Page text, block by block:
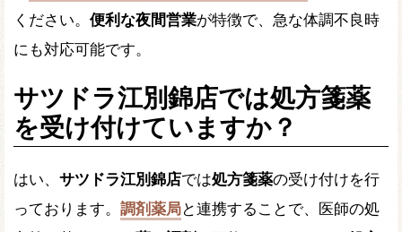
ください。 便利な夜間営業が特徴で、急な体調不良時
にも対応可能です。
サツドラ江別錦店では処方箋薬
を受け付けていますか？
はい、 サツドラ江別錦店では処方箋薬の受け付けを行
っております。 調剤薬局と連携することで、医師の処